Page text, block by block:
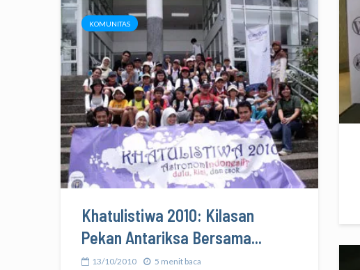
KOMUNITAS
Khatulistiwa 2010: Kilasan
Pekan Antariksa Bersama...
13/10/2010 5 menit baca